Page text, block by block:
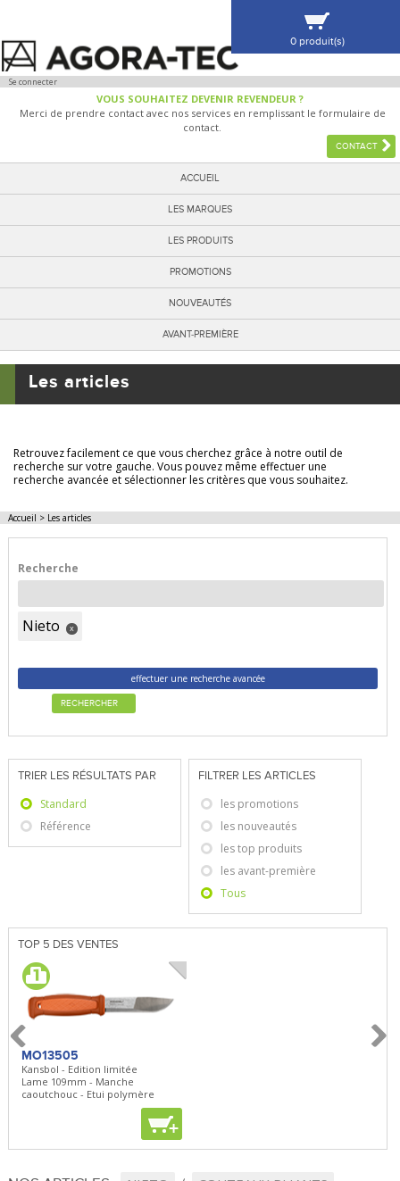
Se connecter
VOUS SOUHAITEZ DEVENIR REVENDEUR ?
Merci de prendre contact avec nos services en remplissant le formulaire de
contact.
CONTACT
ACCUEIL
LES MARQUES
LES PRODUITS
PROMOTIONS
NOUVEAUTÉS
AVANT-PREMIÈRE
0 produit(s)
VOIR MA SÉLECTION
Les articles
Retrouvez facilement ce que vous cherchez grâce à notre outil de
recherche sur votre gauche. Vous pouvez même effectuer une
recherche avancée et sélectionner les critères que vous souhaitez.
Accueil > Les articles
Recherche
Nieto x
effectuer une recherche avancée
RECHERCHER
TRIER LES RÉSULTATS PAR
Standard
Référence
FILTRER LES ARTICLES
les promotions
les nouveautés
les top produits
les avant-première
Tous
TOP 5 DES VENTES
MO13505
Kansbol - Edition limitée
Lame 109mm - Manche
caoutchouc - Etui polymère
+